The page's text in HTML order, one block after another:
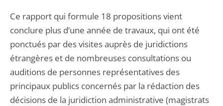
Ce rapport qui formule 18 propositions vient
conclure plus d’une année de travaux, qui ont été
ponctués par des visites auprès de juridictions
étrangères et de nombreuses consultations ou
auditions de personnes représentatives des
principaux publics concernés par la rédaction des
décisions de la juridiction administrative (magistrats